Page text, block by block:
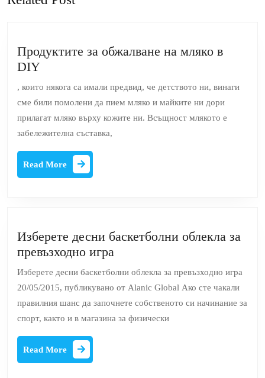
post:
Продуктите за обжалване на мляко в
DIYПродуктите
DIY
, които някога са имали предвид, че детството ни, винаги
сме били помолени да пием мляко и майките ни дори
прилагат мляко върху кожите ни. Всъщност млякото е
забележителна съставка,
Read More
More
Изберете десни баскетболни облекла за
превъзходно игра
десни
баскетболни
облекла
превъзходно
Изберете десни баскетболни облекла за превъзходно игра
20/05/2015, публикувано от Alanic Global Ако сте чакали
правилния шанс да започнете собственото си начинание за
спорт, както и в магазина за физически
Read More
More